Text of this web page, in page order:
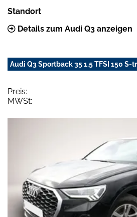
Standort
Details zum Audi Q3 anzeigen
Audi Q3 Sportback 35 1.5 TFSI 150 S-
Preis:
MWSt: